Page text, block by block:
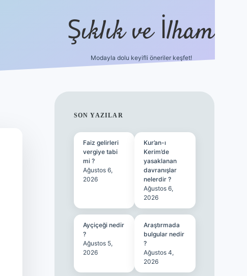
Şıklık ve İlham
Modayla dolu keyifli öneriler keşfet!
SIDEBAR
SON YAZILAR
Faiz gelirleri
vergiye tabi
mi ?
Ağustos 6,
2026
Kur’an-ı
Kerim’de
yasaklanan
davranışlar
nelerdir ?
Ağustos 6,
2026
Ayçiçeği nedir
?
Ağustos 5,
2026
Araştırmada
bulgular nedir
?
Ağustos 4,
2026
https://